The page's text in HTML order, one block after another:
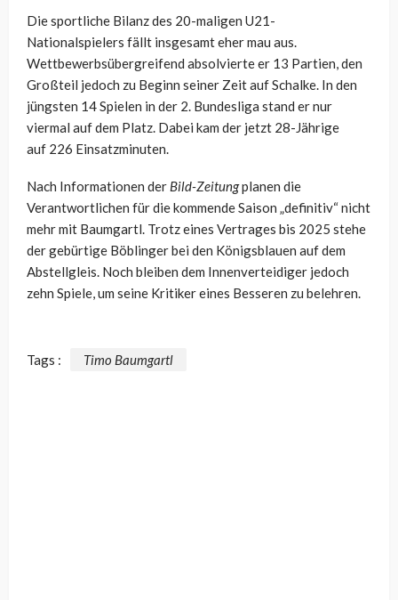
Die sportliche Bilanz des 20-maligen U21-
Nationalspielers fällt insgesamt eher mau aus.
Wettbewerbsübergreifend absolvierte er 13 Partien, den
Großteil jedoch zu Beginn seiner Zeit auf Schalke. In den
jüngsten 14 Spielen in der 2. Bundesliga stand er nur
viermal auf dem Platz. Dabei kam der jetzt 28-Jährige
auf 226 Einsatzminuten.
Nach Informationen der Bild-Zeitungplanen die
Verantwortlichen für die kommende Saison „definitiv“ nicht
mehr mit Baumgartl. Trotz eines Vertrages bis 2025 stehe
der gebürtige Böblinger bei den Königsblauen auf dem
Abstellgleis. Noch bleiben dem Innenverteidiger jedoch
zehn Spiele, um seine Kritiker eines Besseren zu belehren.
Tags : Timo Baumgartl